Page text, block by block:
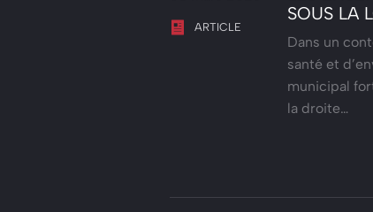
ARTICLE
SOUS LA
Dans un
santé et
municipal
la droite…